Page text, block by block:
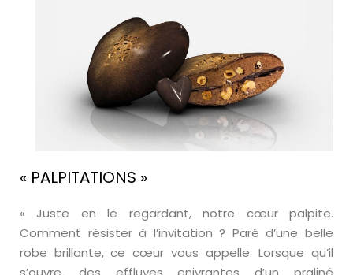
« PALPITATIONS »
« Juste en le regardant, notre cœur palpite.
Comment résister à l’invitation ? Paré d’une belle
robe brillante, ce cœur vous appelle. Lorsque qu’il